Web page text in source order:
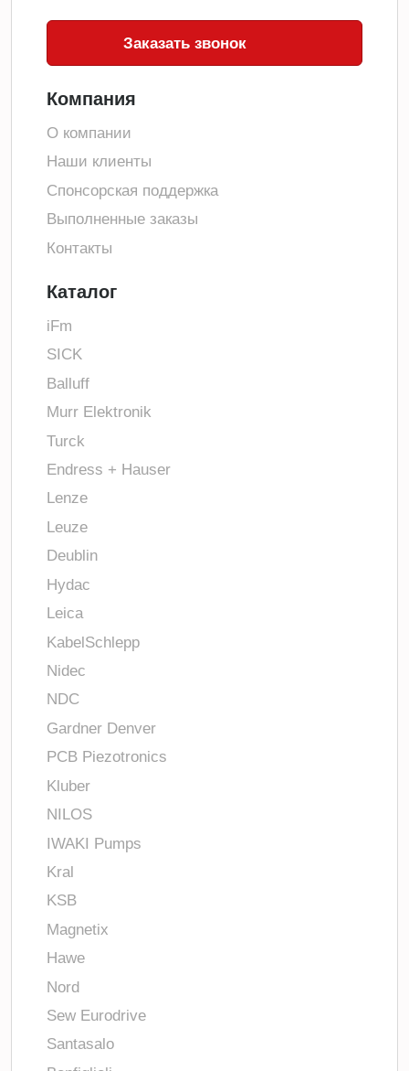
Заказать звонок
Компания
О компании
Наши клиенты
Спонсорская поддержка
Выполненные заказы
Контакты
Каталог
iFm
SICK
Balluff
Murr Elektronik
Turck
Endress + Hauser
Lenze
Leuze
Deublin
Hydac
Leica
KabelSchlepp
Nidec
NDC
Gardner Denver
PCB Piezotronics
Kluber
NILOS
IWAKI Pumps
Kral
KSB
Magnetix
Hawe
Nord
Sew Eurodrive
Santasalo